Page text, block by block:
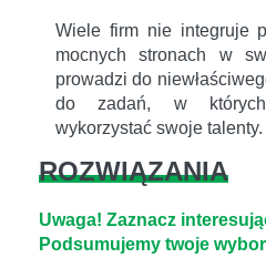
Wiele firm nie integruje
mocnych stronach w
prowadzi do
do zadań, w
wykorzystać swoje talenty.
ROZWIĄZANIA
Uwaga! Zaznacz
Podsumujemy twoje